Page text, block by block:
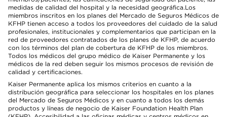
medidas de calidad del hospital y la necesidad geográfica.Los
miembros inscritos en los planes del Mercado de Seguros Médicos de
KFHP tienen acceso a todos los proveedores del cuidado de la salud
profesionales, institucionales y complementarios que participan en la
red de proveedores contratados de los planes de KFHP, de acuerdo
con los términos del plan de cobertura de KFHP de los miembros.
Todos los médicos del grupo médico de Kaiser Permanente y los
médicos de la red deben seguir los mismos procesos de revisión de
calidad y certificaciones.
Kaiser Permanente aplica los mismos criterios en cuanto a la
distribución geográfica para seleccionar los hospitales en los planes
del Mercado de Seguros Médicos y en cuanto a todos los demás
productos y líneas de negocio de Kaiser Foundation Health Plan